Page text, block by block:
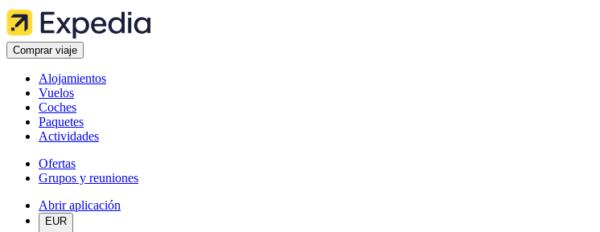
Comprar viaje
Alojamientos
Vuelos
Coches
Paquetes
Actividades
Ofertas
Grupos y reuniones
Abrir aplicación
EUR